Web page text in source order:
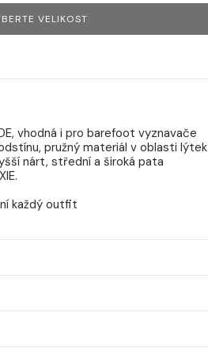
VELIKOST
vhodná i pro barefoot vyznavače
pružný materiál v oblasti lýtek
nárt, střední a široká pata
každý outfit